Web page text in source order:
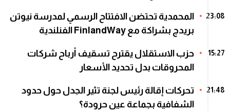
23:08
المحمدية تحتضن الافتتاح الرسمي لمدرسة نيوتن
بريدج بشراكة مع FinlandWay الفنلندية
15:27
حزب الاستقلال يقترح تسقيف أرباح شركات
المحروقات بدل تحديد الأسعار
21:48
تحركات إقالة رئيس لجنة تثير الجدل حول حدود
الشفافية بجماعة عين حرودة؟